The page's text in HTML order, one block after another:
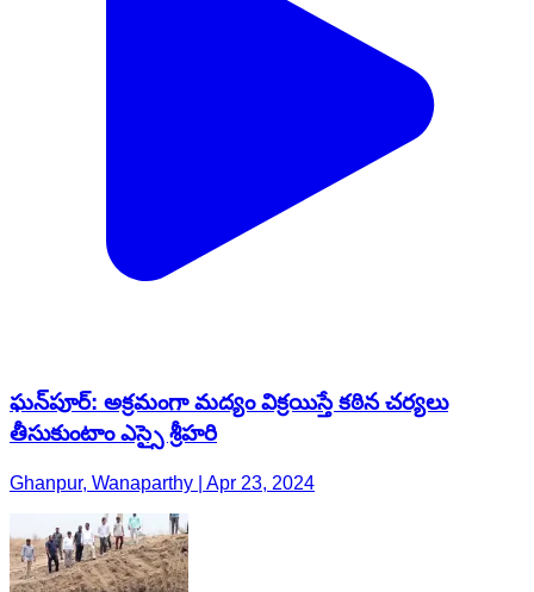
ఘన్‌పూర్: అక్రమంగా మద్యం విక్రయిస్తే కఠిన చర్యలు
తీసుకుంటాం ఎస్సై శ్రీహరి
Ghanpur, Wanaparthy | Apr 23, 2024